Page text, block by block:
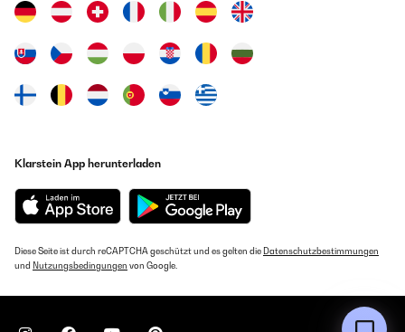
Klarstein App herunterladen
Diese Seite ist durch reCAPTCHA geschützt und es gelten die Datenschutzbestimmungen
und Nutzungsbedingungen von Google.